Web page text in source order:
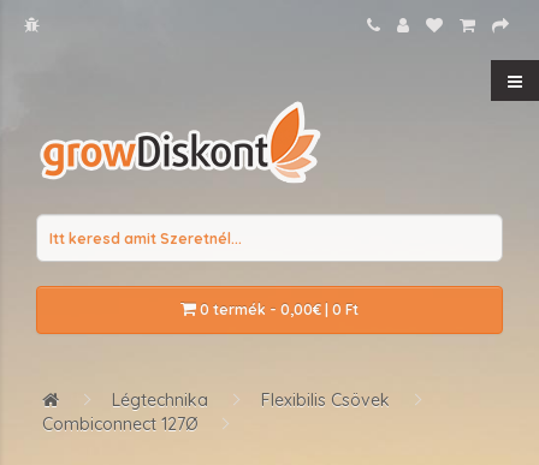
0 termék - 0,00€ | 0 Ft
Légtechnika
Flexibilis Csövek
Combiconnect 127Ø